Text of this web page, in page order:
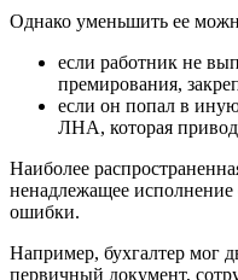
Однако уменьшить ее
если работник не
премирования,
если он попал в
ЛНА, которая
Наиболее
ненадлежащее
ошибки.
Например, бухгалтер мог
первичный документ,